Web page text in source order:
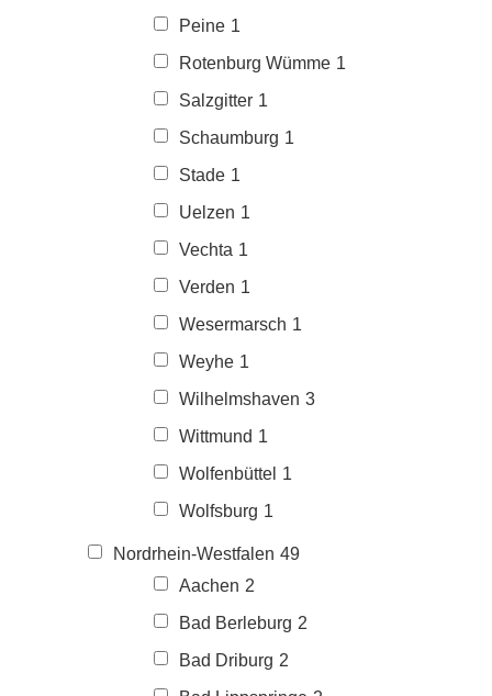
Peine 1
Rotenburg Wümme 1
Salzgitter 1
Schaumburg 1
Stade 1
Uelzen 1
Vechta 1
Verden 1
Wesermarsch 1
Weyhe 1
Wilhelmshaven 3
Wittmund 1
Wolfenbüttel 1
Wolfsburg 1
Nordrhein-Westfalen 49
Aachen 2
Bad Berleburg 2
Bad Driburg 2